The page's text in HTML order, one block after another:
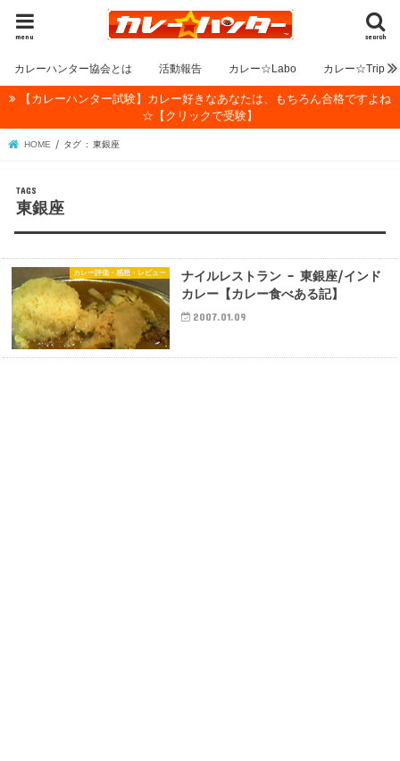
search
menu
カレーハンター協会とは 活動報告 カレー☆Labo カレー☆Trip
【カレーハンター試験】カレー好きなあなたは、もちろん合格ですよね
☆【クリックで受験】
HOME タグ : 東銀座
東銀座
カレー評価・感想・レビュー
ナイルレストラン – 東銀座/インド
カレー【カレー食べある記】
2007.01.09